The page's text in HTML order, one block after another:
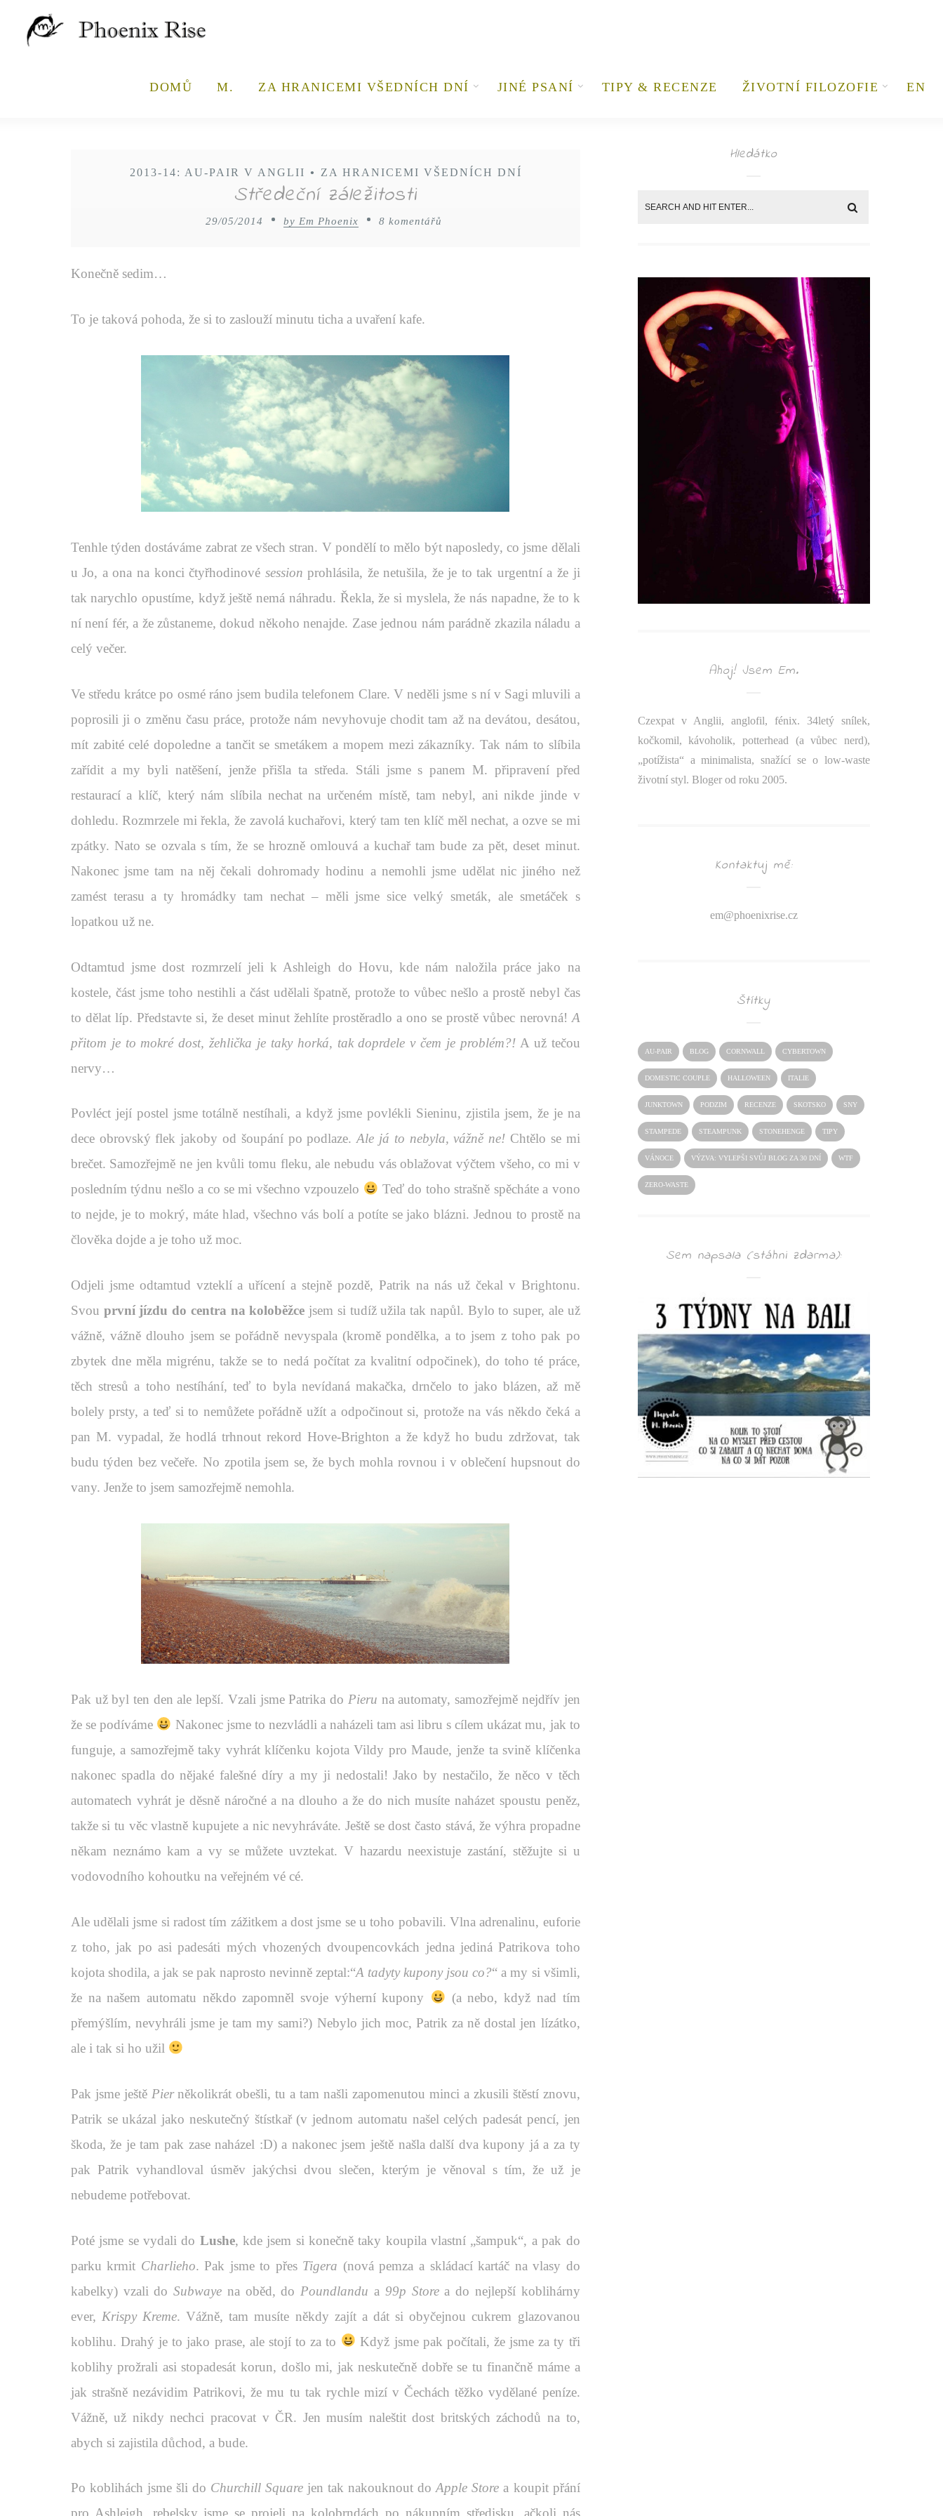
DOMŮ M. ZA HRANICEMI VŠEDNÍCH DNÍ JINÉ PSANÍ TIPY & RECENZE ŽIVOTNÍ FILOZOFIE EN
2013-14: AU-PAIR V ANGLII • ZA HRANICEMI VŠEDNÍCH DNÍ
Středeční záležitosti
29/05/2014 by Em Phoenix 8 komentářů
Konečně sedim…
To je taková pohoda, že si to zaslouží minutu ticha a uvaření kafe.
Tenhle týden dostáváme zabrat ze všech stran. V pondělí to mělo být naposledy, co jsme dělali
u Jo, a ona na konci čtyřhodinové session prohlásila, že netušila, že je to tak urgentní a že ji
tak narychlo opustíme, když ještě nemá náhradu. Řekla, že si myslela, že nás napadne, že to k
ní není fér, a že zůstaneme, dokud někoho nenajde. Zase jednou nám parádně zkazila náladu a
celý večer.
Ve středu krátce po osmé ráno jsem budila telefonem Clare. V neděli jsme s ní v Sagi mluvili a
poprosili ji o změnu času práce, protože nám nevyhovuje chodit tam až na devátou, desátou,
mít zabité celé dopoledne a tančit se smetákem a mopem mezi zákazníky. Tak nám to slíbila
zařídit a my byli natěšení, jenže přišla ta středa. Stáli jsme s panem M. připravení před
restaurací a klíč, který nám slíbila nechat na určeném místě, tam nebyl, ani nikde jinde v
dohledu. Rozmrzele mi řekla, že zavolá kuchařovi, který tam ten klíč měl nechat, a ozve se mi
zpátky. Nato se ozvala s tím, že se hrozně omlouvá a kuchař tam bude za pět, deset minut.
Nakonec jsme tam na něj čekali dohromady hodinu a nemohli jsme udělat nic jiného než
zamést terasu a ty hromádky tam nechat – měli jsme sice velký smeták, ale smetáček s
lopatkou už ne.
Odtamtud jsme dost rozmrzelí jeli k Ashleigh do Hovu, kde nám naložila práce jako na
kostele, část jsme toho nestihli a část udělali špatně, protože to vůbec nešlo a prostě nebyl čas
to dělat líp. Představte si, že deset minut žehlíte prostěradlo a ono se prostě vůbec nerovná! A
přitom je to mokré dost, žehlička je taky horká, tak doprdele v čem je problém?!A už tečou
nervy…
Povléct její postel jsme totálně nestíhali, a když jsme povlékli Sieninu, zjistila jsem, že je na
dece obrovský flek jakoby od šoupání po podlaze.Ale já to nebyla, vážně ne! Chtělo se mi
brečet. Samozřejmě ne jen kvůli tomu fleku, ale nebudu vás oblažovat výčtem všeho, co mi v
posledním týdnu nešlo a co se mi všechno vzpouzelo
Teď do toho strašně spěcháte a vono
to nejde, je to mokrý, máte hlad, všechno vás bolí a potíte se jako blázni. Jednou to prostě na
člověka dojde a je toho už moc.
Odjeli jsme odtamtud vzteklí a uřícení a stejně pozdě, Patrik na nás už čekal v Brightonu.
Svou první jízdu do centra na koloběžce jsem si tudíž užila tak napůl. Bylo to super, ale už
vážně, vážně dlouho jsem se pořádně nevyspala (kromě pondělka, a to jsem z toho pak po
zbytek dne měla migrénu, takže se to nedá počítat za kvalitní odpočinek), do toho té práce,
těch stresů a toho nestíhání, teď to byla nevídaná makačka, drnčelo to jako blázen, až mě
bolely prsty, a teď si to nemůžete pořádně užít a odpočinout si, protože na vás někdo čeká a
pan M. vypadal, že hodlá trhnout rekord Hove-Brighton a že když ho budu zdržovat, tak
budu týden bez večeře. No zpotila jsem se, že bych mohla rovnou i v oblečení hupsnout do
vany. Jenže to jsem samozřejmě nemohla.
Pak už byl ten den ale lepší. Vzali jsme Patrika do Pieru na automaty, samozřejmě nejdřív jen
že se podíváme
Nakonec jsme to nezvládli a naházeli tam asi libru s cílem ukázat mu, jak to
funguje, a samozřejmě taky vyhrát klíčenku kojota Vildy pro Maude, jenže ta svině klíčenka
nakonec spadla do nějaké falešné díry a my ji nedostali! Jako by nestačilo, že něco v těch
automatech vyhrát je děsně náročné a na dlouho a že do nich musíte naházet spoustu peněz,
takže si tu věc vlastně kupujete a nic nevyhráváte. Ještě se dost často stává, že výhra propadne
někam neznámo kam a vy se můžete uvztekat. V hazardu neexistuje zastání, stěžujte si u
vodovodního kohoutku na veřejném vé cé.
Ale udělali jsme si radost tím zážitkem a dost jsme se u toho pobavili. Vlna adrenalinu, euforie
z toho, jak po asi padesáti mých vhozených dvoupencovkách jedna jediná Patrikova toho
kojota shodila, a jak se pak naprosto nevinně zeptal:“A tadyty kupony jsou co?“ a my si všimli,
že na našem automatu někdo zapomněl svoje výherní kupony
(a nebo, když nad tím
přemýšlím, nevyhráli jsme je tam my sami?) Nebylo jich moc, Patrik za ně dostal jen lízátko,
ale i tak si ho užil
Pak jsme ještě Pierněkolikrát obešli, tu a tam našli zapomenutou minci a zkusili štěstí znovu,
Patrik se ukázal jako neskutečný štístkař (v jednom automatu našel celých padesát pencí, jen
škoda, že je tam pak zase naházel :D) a nakonec jsem ještě našla další dva kupony já a za ty
pak Patrik vyhandloval úsměv jakýchsi dvou slečen, kterým je věnoval s tím, že už je
nebudeme potřebovat.
Poté jsme se vydali do Lushe, kde jsem si konečně taky koupila vlastní „šampuk“, a pak do
parku krmit Charlieho. Pak jsme to přes Tigera (nová pemza a skládací kartáč na vlasy do
kabelky) vzali doSubwaye na oběd, do Poundlandu a 99p Storea do nejlepší koblihárny
ever, Krispy Kreme. Vážně, tam musíte někdy zajít a dát si obyčejnou cukrem glazovanou
koblihu. Drahý je to jako prase, ale stojí to za to
Když jsme pak počítali, že jsme za ty tři
koblihy prožrali asi stopadesát korun, došlo mi, jak neskutečně dobře se tu finančně máme a
jak strašně nezávidim Patrikovi, že mu tu tak rychle mizí v Čechách těžko vydělané peníze.
Vážně, už nikdy nechci pracovat v ČR. Jen musím naleštit dost britských záchodů na to,
abych si zajistila důchod, a bude.
Po koblihách jsme šli do Churchill Square jen tak nakouknout do Apple Store a koupit přání
Hledátko
Ahoj! Jsem Em.
Czexpat v Anglii, anglofil, fénix. 34letý snílek,
kočkomil, kávoholik, potterhead (a vůbec nerd),
„potížista“ a minimalista, snažící se o low-waste
životní styl. Bloger od roku 2005.
Kontaktuj mě:
em@phoenixrise.cz
Štítky
AU-PAIR BLOG CORNWALL CYBERTOWN
DOMESTIC COUPLE HALLOWEEN ITALIE
JUNKTOWN PODZIM RECENZE SKOTSKO SNY
STAMPEDE STEAMPUNK STONEHENGE TIPY
VÁNOCE VÝZVA: VYLEPŠI SVŮJ BLOG ZA 30 DNÍ WTF
ZERO-WASTE
Sem napsala (stáhni zdarma):